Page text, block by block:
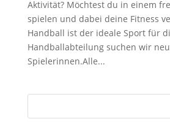
Aktivität? Möchtest du in einem
spielen und dabei deine Fitness
Handball ist der ideale Sport für
Handballabteilung suchen wir
Spielerinnen.Alle...